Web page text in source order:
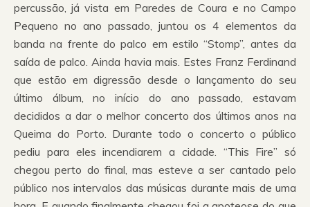
percussão, já vista em Paredes de Coura e no Campo
Pequeno no ano passado, juntou os 4 elementos da
banda na frente do palco em estilo “Stomp”, antes da
saída de palco. Ainda havia mais. Estes Franz Ferdinand
que estão em digressão desde o lançamento do seu
último álbum, no início do ano passado, estavam
decididos a dar o melhor concerto dos últimos anos na
Queima do Porto. Durante todo o concerto o público
pediu para eles incendiarem a cidade. “This Fire” só
chegou perto do final, mas esteve a ser cantado pelo
público nos intervalos das músicas durante mais de uma